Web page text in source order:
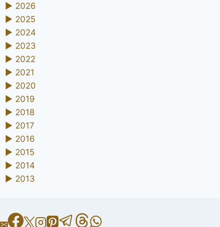
► 2026
► 2025
► 2024
► 2023
► 2022
► 2021
► 2020
► 2019
► 2018
► 2017
► 2016
► 2015
► 2014
► 2013